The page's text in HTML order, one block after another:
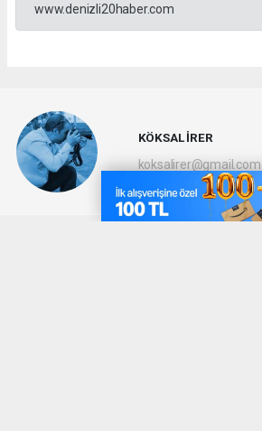
www.denizli20haber.com
KÖKSAL İRER
koksalirer@gmail.com